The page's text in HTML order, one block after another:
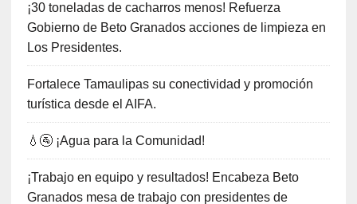
¡30 toneladas de cacharros menos! Refuerza
Gobierno de Beto Granados acciones de limpieza en
Los Presidentes.
Fortalece Tamaulipas su conectividad y promoción
turística desde el AIFA.
💧🚰 ¡Agua para la Comunidad!
¡Trabajo en equipo y resultados! Encabeza Beto
Granados mesa de trabajo con presidentes de